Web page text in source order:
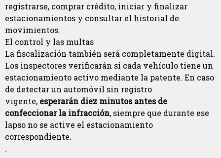
registrarse, comprar crédito, iniciar y finalizar
estacionamientos y consultar el historial de
movimientos.
El control y las multas
La fiscalización también será completamente digital.
Los inspectores verificarán si cada vehículo tiene un
estacionamiento activo mediante la patente. En caso
de detectar un automóvil sin registro
vigente, esperarán diez minutos antes de
confeccionar la infracción, siempre que durante ese
lapso no se active el estacionamiento
correspondiente.
.